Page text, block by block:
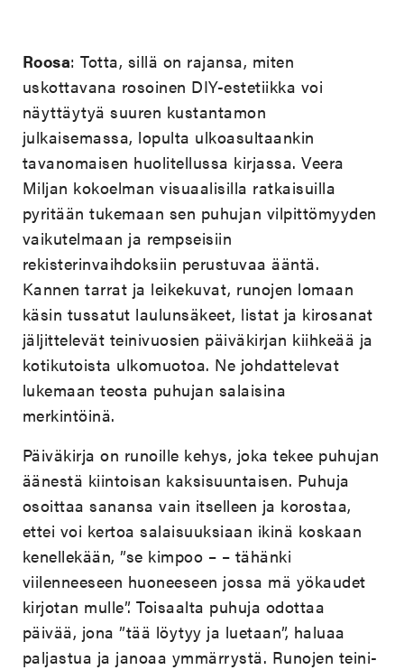
Roosa: Totta, sillä on rajansa, miten
uskottavana rosoinen DIY-estetiikka voi
näyttäytyä suuren kustantamon
julkaisemassa, lopulta ulkoasultaankin
tavanomaisen huolitellussa kirjassa. Veera
Miljan kokoelman visuaalisilla ratkaisuilla
pyritään tukemaan sen puhujan vilpittömyyden
vaikutelmaan ja rempseisiin
rekisterinvaihdoksiin perustuvaa ääntä.
Kannen tarrat ja leikekuvat, runojen lomaan
käsin tussatut laulunsäkeet, listat ja kirosanat
jäljittelevät teinivuosien päiväkirjan kiihkeää ja
kotikutoista ulkomuotoa. Ne johdattelevat
lukemaan teosta puhujan salaisina
merkintöinä.
Päiväkirja on runoille kehys, joka tekee puhujan
äänestä kiintoisan kaksisuuntaisen. Puhuja
osoittaa sanansa vain itselleen ja korostaa,
ettei voi kertoa salaisuuksiaan ikinä koskaan
kenellekään, ”se kimpoo – – tähänki
viilenneeseen huoneeseen jossa mä yökaudet
kirjotan mulle”. Toisaalta puhuja odottaa
päivää, jona ”tää löytyy ja luetaan”, haluaa
paljastua ja janoaa ymmärrystä. Runojen teini-